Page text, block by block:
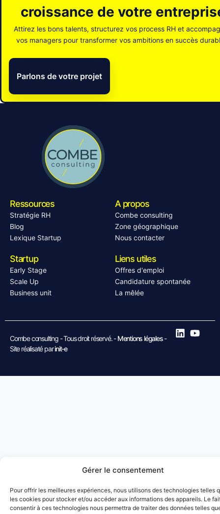
Gérer le consentement
Pour offrir les meilleures expériences, nous utilisons des technologies telles
les cookies pour stocker et/ou accéder aux informations des appareils. Le
consentir à ces technologies nous permettra de traiter des données telles
croissance de votre
Attirez les bons talents, structurez vos process RH et
vos managers pour transformer vos ambitions en succès
Parlons de votre projet
Ressources
Stratégie RH
Blog
Lexique Startup
A propos
Combe consulting
Zone géographique
Nous contacter
Startup
Early Stage
Scale Up
Business unit
Liens utiles
Offres d'emploi
Candidature spontanée
La mêlée
Combe consulting - Tous droit réservé. -Mentions légales-
Site réalisaté parinit-e